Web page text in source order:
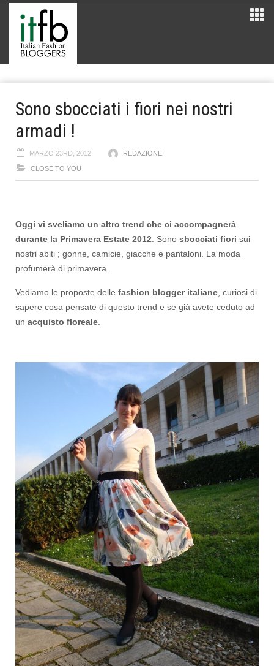
Sono sbocciati i fiori nei nostri
armadi !
MARZO 23RD, 2012 REDAZIONE
CLOSE TO YOU
Oggi vi sveliamo un altro trend che ci accompagnerà
durante la Primavera Estate 2012 . Sono sbocciati fiori sui
nostri abiti ; gonne, camicie, giacche e pantaloni. La moda
profumerà di primavera.
Vediamo le proposte delle fashion blogger italiane , curiosi di
sapere cosa pensate di questo trend e se già avete ceduto ad
un acquisto floreale